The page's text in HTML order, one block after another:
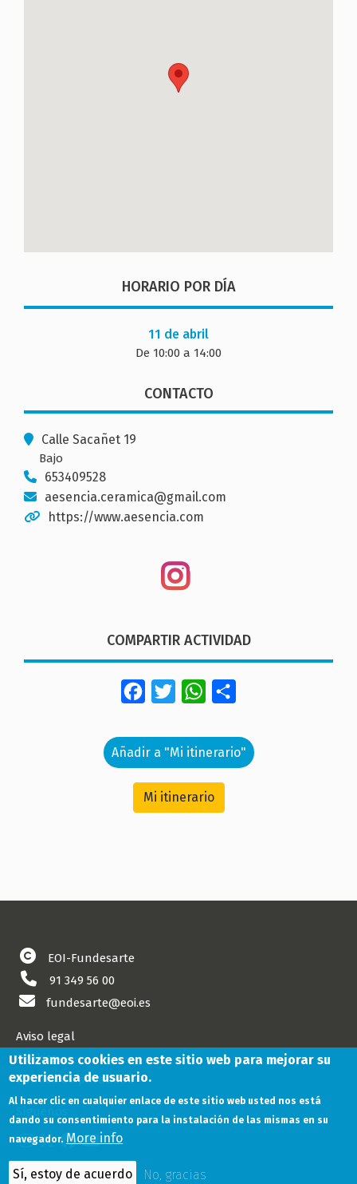
HORARIO POR DÍA
11 de abril
De 10:00 a 14:00
CONTACTO
Calle Sacañet 19
Bajo
653409528
aesencia.ceramica@gmail.com
https://www.aesencia.com
COMPARTIR ACTIVIDAD
FacebookTwitterWhatsApp
Añadir a "Mi itinerario"
Mi itinerario
EOI-Fundesarte
91 349 56 00
fundesarte@eoi.es
Aviso legal
Cookies
Política de privacidad
Utilizamos cookies en este sitio web para mejorar su
experiencia de usuario.
Al hacer clic en cualquier enlace de este sitio web usted nos está
dando su consentimiento para la instalación de las mismas en su
navegador. More info
Sí, estoy de acuerdo No, gracias